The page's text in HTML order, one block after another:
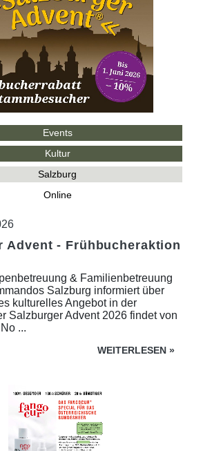
Events
Kultur
Salzburg
Online
Advent - Frühbucheraktion
& Familienbetreuung
Salzburg informiert über
kulturelles Angebot in der
Salzburger Advent 2026 findet von
...
WEITERLESEN »